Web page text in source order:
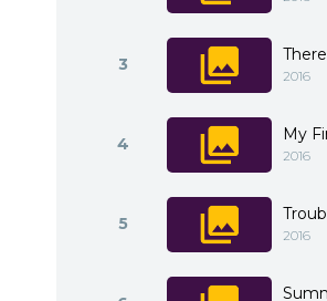
3
2016
4 My
2016
5
2016